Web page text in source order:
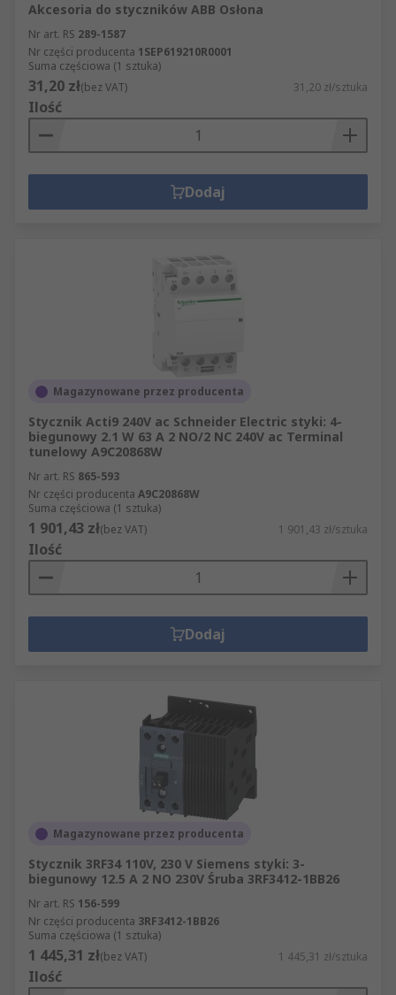
Akcesoria do styczników ABB Osłona
Nr art. RS 289-1587
Nr części producenta 1SEP619210R0001
Suma częściowa (1 sztuka)
31,20 zł(bez VAT) 31,20 zł/sztuka
Ilość
Dodaj
Magazynowane przez producenta
Stycznik Acti9 240V ac Schneider Electric styki: 4-
biegunowy 2.1 W 63 A 2 NO/2 NC 240V ac Terminal
tunelowy A9C20868W
Nr art. RS 865-593
Nr części producenta A9C20868W
Suma częściowa (1 sztuka)
1 901,43 zł(bez VAT) 1 901,43 zł/sztuka
Ilość
Dodaj
Magazynowane przez producenta
Stycznik 3RF34 110V, 230 V Siemens styki: 3-
biegunowy 12.5 A 2 NO 230V Śruba 3RF3412-1BB26
Nr art. RS 156-599
Nr części producenta 3RF3412-1BB26
Suma częściowa (1 sztuka)
1 445,31 zł(bez VAT) 1 445,31 zł/sztuka
Ilość